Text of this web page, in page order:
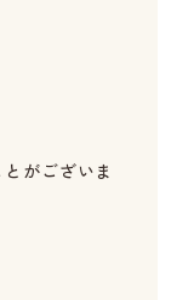
がございま